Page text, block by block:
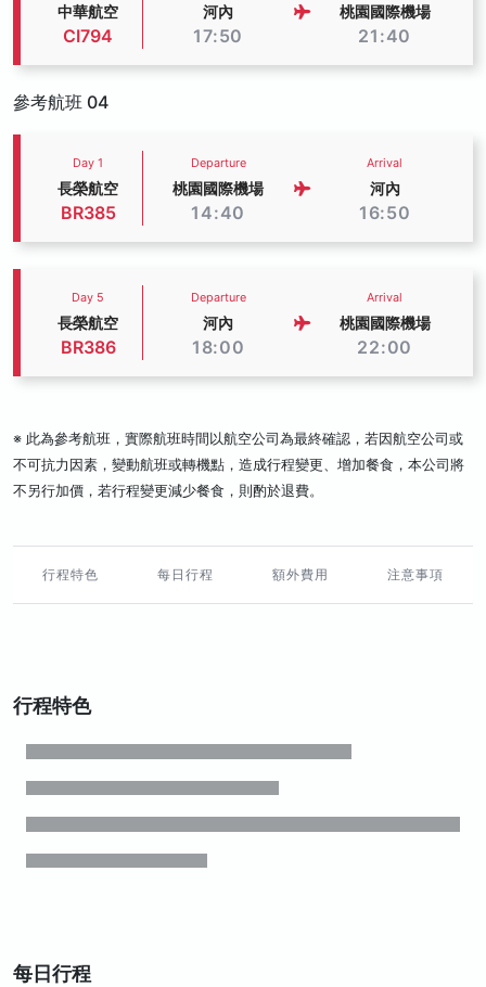
中華航空
CI794
河內
17:50
桃園國際機場
21:40
參考航班 04
Day 1
長榮航空
BR385
Departure
桃園國際機場
14:40
Arrival
河內
16:50
Day 5
長榮航空
BR386
Departure
河內
18:00
Arrival
桃園國際機場
22:00
※ 此為參考航班，實際航班時間以航空公司為最終確認，若因航空公司或
不可抗力因素，變動航班或轉機點，造成行程變更、增加餐食，本公司將
不另行加價，若行程變更減少餐食，則酌於退費。
行程特色 每日行程 額外費用 注意事項
行程特色
每日行程